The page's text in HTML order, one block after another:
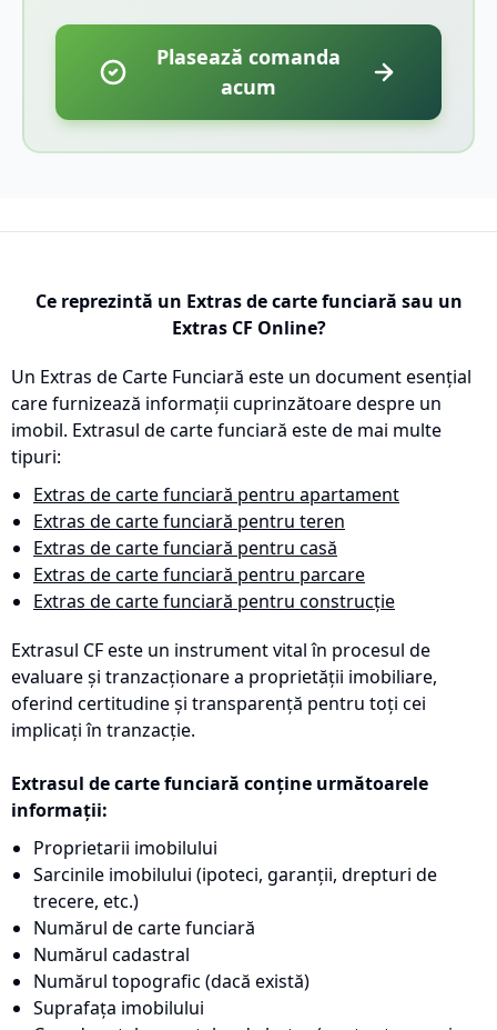
Plasează comanda
acum
Ce reprezintă un Extras de carte funciară sau un
Extras CF Online?
Un Extras de Carte Funciară este un document esențial
care furnizează informații cuprinzătoare despre un
imobil. Extrasul de carte funciară este de mai multe
tipuri:
Extras de carte funciară pentru apartament
Extras de carte funciară pentru teren
Extras de carte funciară pentru casă
Extras de carte funciară pentru parcare
Extras de carte funciară pentru construcție
Extrasul CF este un instrument vital în procesul de
evaluare și tranzacționare a proprietății imobiliare,
oferind certitudine și transparență pentru toți cei
implicați în tranzacție.
Extrasul de carte funciară conține următoarele
informații:
Proprietarii imobilului
Sarcinile imobilului (ipoteci, garanții, drepturi de
trecere, etc.)
Numărul de carte funciară
Numărul cadastral
Numărul topografic (dacă există)
Suprafața imobilului